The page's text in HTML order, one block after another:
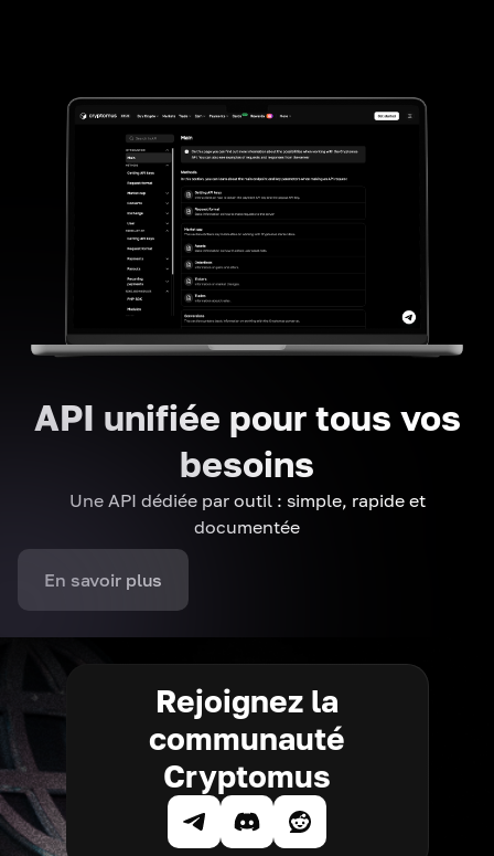
API unifiée pour tous vos
besoins
Une API dédiée par outil : simple, rapide et
documentée
En savoir plus
Rejoignez la
communauté
Cryptomus